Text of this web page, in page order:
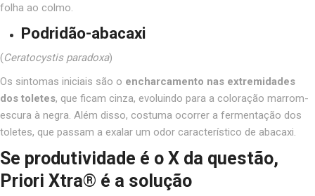
folha ao colmo.
Podridão-abacaxi
(Ceratocystis paradoxa)
Os sintomas iniciais são o encharcamento nas extremidades
dos toletes, que ficam cinza, evoluindo para a coloração marrom-
escura à negra. Além disso, costuma ocorrer a fermentação dos
toletes, que passam a exalar um odor característico de abacaxi.
Se produtividade é o X da questão,
Priori Xtra® é a solução